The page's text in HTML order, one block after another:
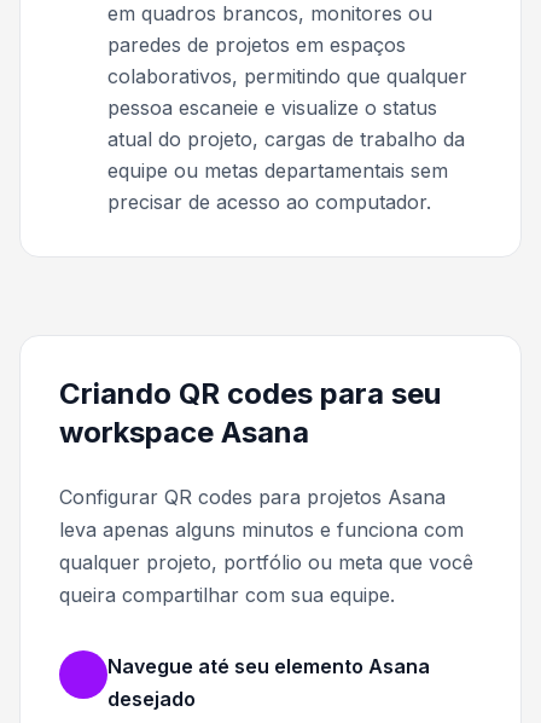
em quadros brancos, monitores ou
paredes de projetos em espaços
colaborativos, permitindo que qualquer
pessoa escaneie e visualize o status
atual do projeto, cargas de trabalho da
equipe ou metas departamentais sem
precisar de acesso ao computador.
Criando QR codes para seu
workspace Asana
Configurar QR codes para projetos Asana
leva apenas alguns minutos e funciona com
qualquer projeto, portfólio ou meta que você
queira compartilhar com sua equipe.
Navegue até seu elemento Asana
desejado